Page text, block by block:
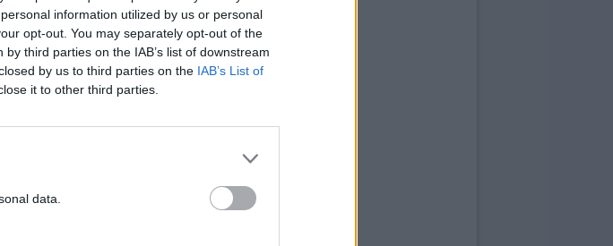
information utilized by us or personal
opt-out. You may separately opt-out of the
third parties on the IAB’s list of downstream
by us to third parties on the IAB’s List of
it to other third parties.
data.
a voto